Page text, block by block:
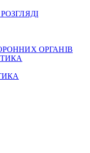
ОРГАНІВ